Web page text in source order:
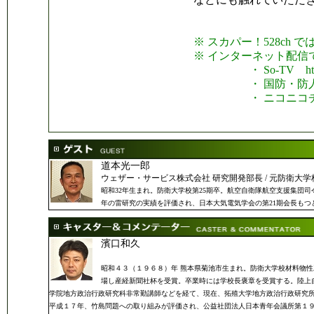
※ スカパー！528ch で
※ インターネット配信
・ So-TV http://
・ 国防・防人チャ
・ ニコニコチャン
道本光一郎
ウェザー・サービス株式会社 研究開発部長 / 元防衛大学
昭和32年生まれ。防衛大学校第25期卒。航空自衛隊航空支援集団
年の雷研究の実績を評価され、日本大気電気学会の第21期会長も
濱口和久
昭和４３（１９６８）年 熊本県菊池市生まれ。防衛大学校材料物
場し産経新聞社杯を受賞。卒業時には学校長褒章を受賞する。陸
学院地方政治行政研究科非常勤講師などを経て、現在、拓殖大学地方政治行政研
平成１７年、竹島問題への取り組みが評価され、公益社団法人日本青年会議所第１